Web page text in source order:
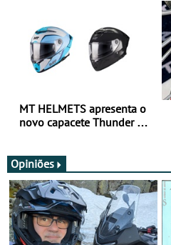
MT HELMETS apresenta o
novo capacete Thunder 4 R
Opiniões